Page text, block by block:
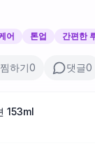
어 톤업 간편한
찜하기0 댓글0
153ml